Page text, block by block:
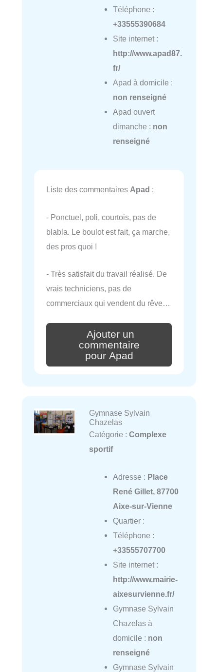
Téléphone :
+33555390684
Site internet :
http://www.apad87.
fr/
Apad à domicile :
non renseigné
Apad ouvert
dimanche : non
renseigné
Liste des commentaires Apad :
- Ponctuel, poli, courtois, pas de
blabla. Le boulot est fait, ça marche,
des pros quoi !
- Très satisfait du travail réalisé. De
vrais techniciens, pas de
commerciaux qui vendent du rêve…
Ajouter un
commentaire
pour Apad
Gymnase Sylvain
Chazelas
Catégorie : Complexe
sportif
Adresse : Place
René Gillet, 87700
Aixe-sur-Vienne
Quartier :
Téléphone :
+33555707700
Site internet :
http://www.mairie-
aixesurvienne.fr/
Gymnase Sylvain
Chazelas à
domicile : non
renseigné
Gymnase Sylvain